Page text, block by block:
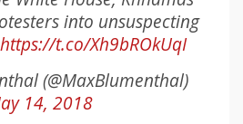
into unsuspecting
https://t.co/Xh9bROkUqI
(@MaxBlumenthal)
14, 2018